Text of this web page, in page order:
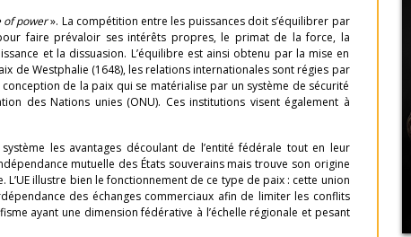
of power». La compétition entre les puissances doit s’équilibrer par
faire prévaloir ses intérêts propres, le primat de la force, la
et la dissuasion. L’équilibre est ainsi obtenu par la mise en
de Westphalie (1648), les relations internationales sont régies par
de la paix qui se matérialise par un système de sécurité
des Nations unies (ONU). Ces institutions visent également à
les avantages découlant de l’entité fédérale tout en leur
mutuelle des États souverains mais trouve son origine
illustre bien le fonctionnement de ce type de paix : cette union
des échanges commerciaux afin de limiter les conflits
ayant une dimension fédérative à l’échelle régionale et pesant